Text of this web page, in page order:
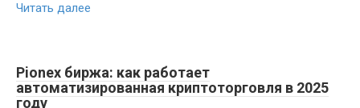
Читать далее
Pionex биржа: как работает
автоматизированная криптоторговля в 2025
году